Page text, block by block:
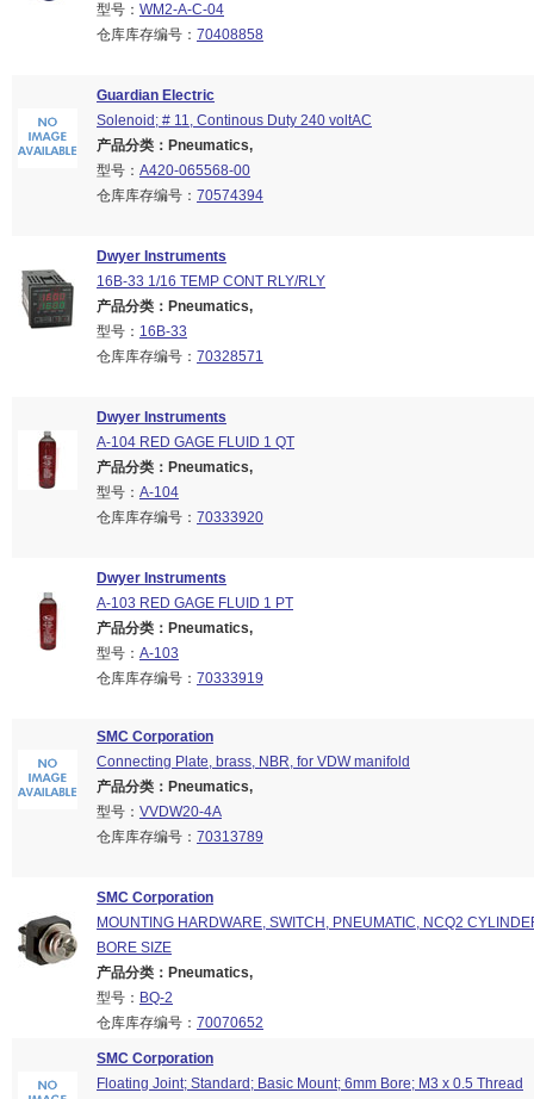
型号： WM2-A-C-04
仓库库存编号： 70408858
Guardian Electric
Solenoid; # 11, Continous Duty 240 voltAC
产品分类：Pneumatics,
型号： A420-065568-00
仓库库存编号： 70574394
Dwyer Instruments
16B-33 1/16 TEMP CONT RLY/RLY
产品分类：Pneumatics,
型号： 16B-33
仓库库存编号： 70328571
Dwyer Instruments
A-104 RED GAGE FLUID 1 QT
产品分类：Pneumatics,
型号： A-104
仓库库存编号： 70333920
Dwyer Instruments
A-103 RED GAGE FLUID 1 PT
产品分类：Pneumatics,
型号： A-103
仓库库存编号： 70333919
SMC Corporation
Connecting Plate, brass, NBR, for VDW manifold
产品分类：Pneumatics,
型号： VVDW20-4A
仓库库存编号： 70313789
SMC Corporation
MOUNTING HARDWARE, SWITCH, PNEUMATIC, NCQ2
BORE SIZE
产品分类：Pneumatics,
型号： BQ-2
仓库库存编号： 70070652
SMC Corporation
Floating Joint; Standard; Basic Mount; 6mm Bore; M3 x 0.5 Thread